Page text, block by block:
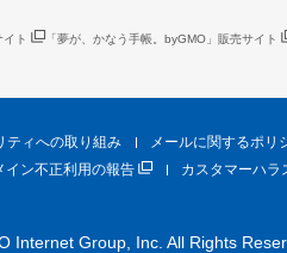
ト 「夢が、かなう手帳。byGMO」販売サイト
ティへの取り組み メールに関するポリ
イン不正利用の報告 カスタマーハラ
Internet Group, Inc. All Rights